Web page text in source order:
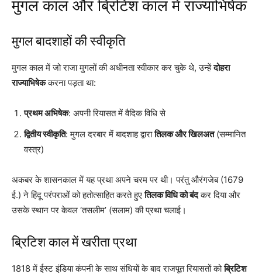
मुगल काल और ब्रिटिश काल में राज्याभिषेक
मुगल बादशाहों की स्वीकृति
मुगल काल में जो राजा मुगलों की अधीनता स्वीकार कर चुके थे, उन्हेंदोहरा
राज्याभिषेककरना पड़ता था:
प्रथम अभिषेक: अपनी रियासत में वैदिक विधि से
द्वितीय स्वीकृति: मुगल दरबार में बादशाह द्वारातिलक और खिलअत(सम्मानित
वस्त्र)
अकबर के शासनकाल में यह प्रथा अपने चरम पर थी। परंतु औरंगजेब (1679
ई.) ने हिंदू परंपराओं को हतोत्साहित करते हुएतिलक विधि को बंदकर दिया और
उसके स्थान पर केवल ‘तसलीम’ (सलाम) की प्रथा चलाई।
ब्रिटिश काल में खरीता प्रथा
1818 में ईस्ट इंडिया कंपनी के साथ संधियों के बाद राजपूत रियासतों कोब्रिटिश